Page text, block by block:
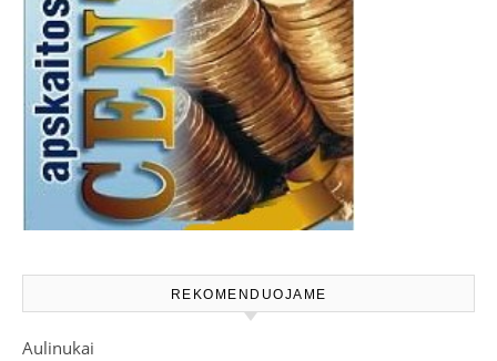
REKOMENDUOJAME
Aulinukai